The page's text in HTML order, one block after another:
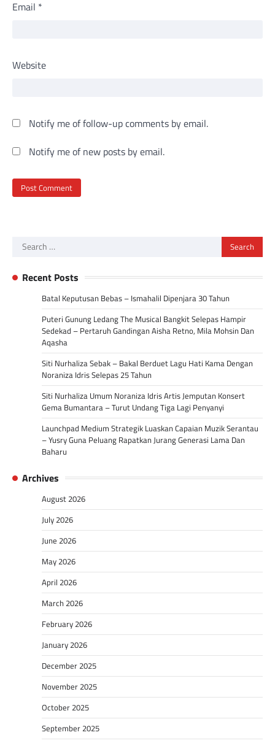
Email *
Website
Notify me of follow-up comments by email.
Notify me of new posts by email.
Search
Recent Posts
Batal Keputusan Bebas – Ismahalil Dipenjara 30 Tahun
Puteri Gunung Ledang The Musical Bangkit Selepas Hampir
Sedekad – Pertaruh Gandingan Aisha Retno, Mila Mohsin Dan
Aqasha
Siti Nurhaliza Sebak – Bakal Berduet Lagu Hati Kama Dengan
Noraniza Idris Selepas 25 Tahun
Siti Nurhaliza Umum Noraniza Idris Artis Jemputan Konsert
Gema Bumantara – Turut Undang Tiga Lagi Penyanyi
Launchpad Medium Strategik Luaskan Capaian Muzik Serantau
– Yusry Guna Peluang Rapatkan Jurang Generasi Lama Dan
Baharu
Archives
August 2026
July 2026
June 2026
May 2026
April 2026
March 2026
February 2026
January 2026
December 2025
November 2025
October 2025
September 2025